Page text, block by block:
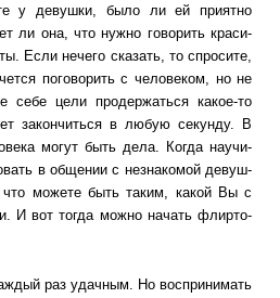
у де­вуш­ки, было ли ей при­ят­но
ли она, что нужно го­во­рить кра­си­
Если нечего сказать, то спро­си­те,
по­го­во­рить с че­ло­ве­ком, но не
цели про­дер­жать­ся какое-то
за­кон­чить­ся в любую се­кун­ду. В
могут быть дела. Когда на­у­чи­
в об­ще­нии с не­зна­ко­мой де­вуш­
мо­же­те быть таким, ка­кой Вы с
И вот тогда мож­но начать флир­то­
раз удач­ным. Но вос­при­ни­мать